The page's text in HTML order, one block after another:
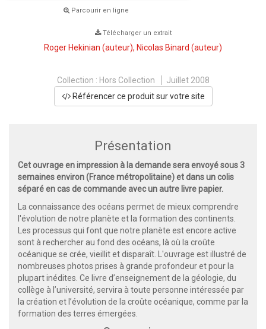
Parcourir en ligne
Télécharger un extrait
Roger Hekinian (auteur), Nicolas Binard (auteur)
Collection : Hors Collection
Juillet 2008
Référencer ce produit sur votre site
Présentation
Cet ouvrage en impression à la demande sera envoyé sous 3
semaines environ (France métropolitaine) et dans un colis
séparé en cas de commande avec un autre livre papier.
La connaissance des océans permet de mieux comprendre
l'évolution de notre planète et la formation des continents.
Les processus qui font que notre planète est encore active
sont à rechercher au fond des océans, là où la croûte
océanique se crée, vieillit et disparaît. L'ouvrage est illustré de
nombreuses photos prises à grande profondeur et pour la
plupart inédites. Ce livre d’enseignement de la géologie, du
collège à l’université, servira à toute personne intéressée par
la création et l’évolution de la croûte océanique, comme par la
formation des terres émergées.